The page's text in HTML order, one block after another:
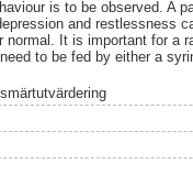
is to be observed. A
and restlessness
It is important for a
to be fed by either a